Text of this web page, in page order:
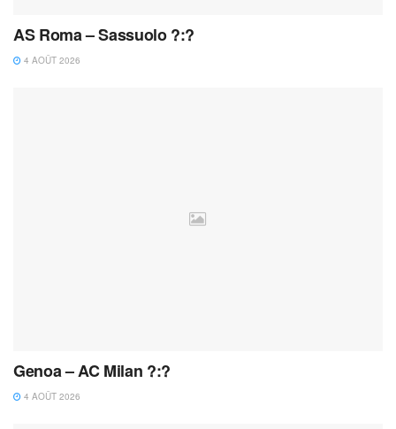
AS Roma – Sassuolo ?:?
4 AOÛT 2026
Genoa – AC Milan ?:?
4 AOÛT 2026